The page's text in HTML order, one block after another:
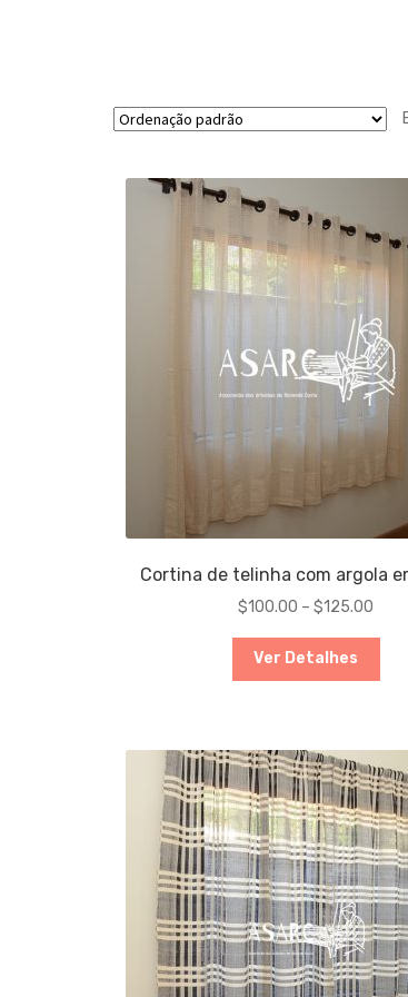
Cortina de telinha com argola
$100.00 –$125.00
Ver Detalhes